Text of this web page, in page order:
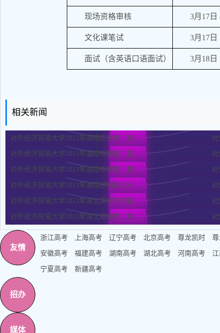
现场资格审核 3月17日
文化课笔试 3月17日
面试（含英语口语面试） 3月18
相关新闻
对外经济贸易大学2023年湖南历史类（本...
对外经济贸易大学2023年湖南物理类（国...
对外经济贸易大学2023年湖南物理类（提...
对外经济贸易大学2023年湖南预科招生计...
对外经济贸易大学2023年湖北高校专项招...
对外经济贸易大学2023年湖北物理类（本...
友情
浙江高考 上海高考 辽宁高考 北京高考 尊龙凯时
安徽高考 福建高考 湖南高考 湖北高考 河南高考
宁夏高考 新疆高考
招办
媒体